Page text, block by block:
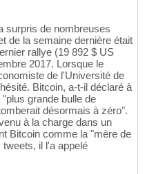
surpris de nombreuses
de la semaine dernière était
rallye (19 892 $ US
2017. Lorsque le
de l'Université de
Bitcoin, a-t-il déclaré à
grande bulle de
désormais à zéro".
à la charge dans un
Bitcoin comme la "mère de
il l'a appelé